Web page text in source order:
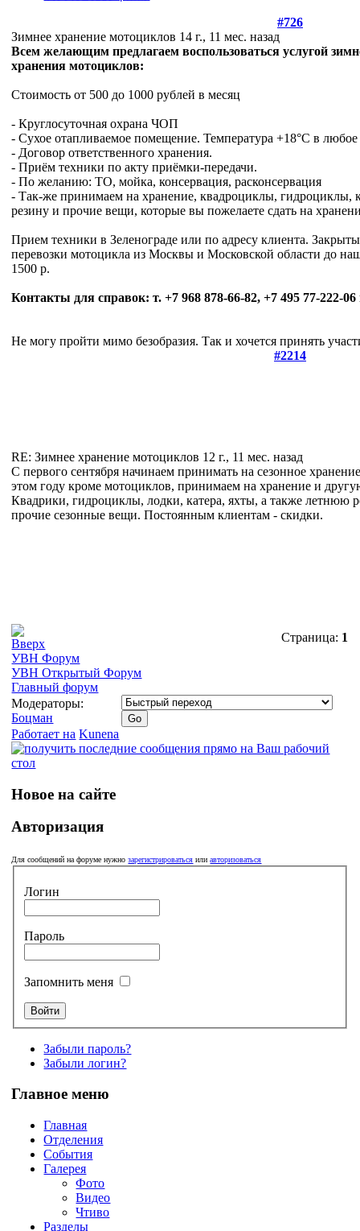
#726
Зимнее хранение мотоциклов 14 г., 11 мес. назад
Всем желающим предлагаем воспользоваться услугой
хранения мотоциклов:
Стоимость от 500 до 1000 рублей в месяц
- Круглосуточная охрана ЧОП
- Сухое отапливаемое помещение. Температура +18°С в любое
- Договор ответственного хранения.
- Приём техники по акту приёмки-передачи.
- По желанию: ТО, мойка, консервация, расконсервация
- Так-же принимаем на хранение, квадроциклы, гидроциклы,
резину и прочие вещи, которые вы пожелаете сдать на
Прием техники в Зеленограде или по адресу клиента.
перевозки мотоцикла из Москвы и Московской области до
1500 р.
Контакты для справок: т. +7 968 878-66-82, +7 495 77-222-
Не могу пройти мимо безобразия. Так и хочется принять
#2214
RE: Зимнее хранение мотоциклов 12 г., 11 мес. назад
С первого сентября начинаем принимать на сезонное
этом году кроме мотоциклов, принимаем на хранение и
Квадрики, гидроциклы, лодки, катера, яхты, а также летнюю
прочие сезонные вещи. Постоянным клиентам - скидки.
Страница: 1
УВН Форум
УВН Открытый Форум
Главный форум
Модераторы:
Боцман
Работает на Kunena
Новое на сайте
Авторизация
Для сообщений на форуме нужнозарегистрироваться илиавторизоваться
Логин
Пароль
Запомнить меня
Забыли пароль?
Забыли логин?
Главное меню
Главная
Отделения
События
Галерея
Фото
Видео
Чтиво
Разделы